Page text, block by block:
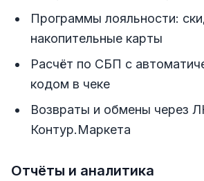
Программы лояльности:
накопительные карты
Расчёт по СБП с
кодом в чеке
Возвраты и обмены через
Контур.Маркета
Отчёты и аналитика